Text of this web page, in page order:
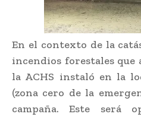
En el contexto de la
incendios forestales que
la ACHS instaló en la
(zona cero de la
campaña. Este será